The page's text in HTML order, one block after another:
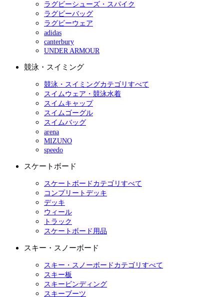
ラグビーシューズ・スパイク
ラグビーバッグ
ラグビーウェア
adidas
canterbury
UNDER ARMOUR
競泳・スイミング
競泳・スイミングカテゴリすべて
スイムウェア・競泳水着
スイムキャップ
スイムゴーグル
スイムバッグ
arena
MIZUNO
speedo
スケートボード
スケートボードカテゴリすべて
コンプリートデッキ
デッキ
ウィール
トラック
スケートボード用品
スキー・スノーボード
スキー・スノーボードカテゴリすべて
スキー板
スキービンディング
スキーブーツ